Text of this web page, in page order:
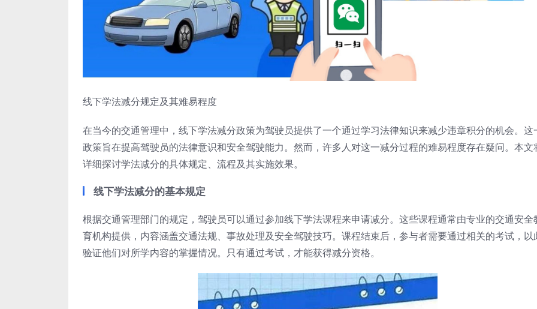
线下学法减分规定及其难易程度
在当今的交通管理中，线下学法减分政策为驾驶员提供了一个通过学习法律知识来减少违章积分的机会。这
政策旨在提高驾驶员的法律意识和安全驾驶能力。然而，许多人对这一减分过程的难易程度存在疑问。本文
详细探讨学法减分的具体规定、流程及其实施效果。
线下学法减分的基本规定
根据交通管理部门的规定，驾驶员可以通过参加线下学法课程来申请减分。这些课程通常由专业的交通安全
育机构提供，内容涵盖交通法规、事故处理及安全驾驶技巧。课程结束后，参与者需要通过相关的考试，以
验证他们对所学内容的掌握情况。只有通过考试，才能获得减分资格。